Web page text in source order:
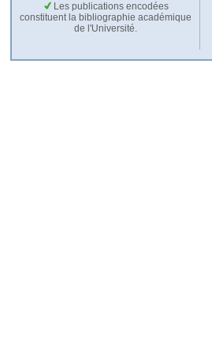
Les publications encodées
constituent la bibliographie académique
de l'Université.